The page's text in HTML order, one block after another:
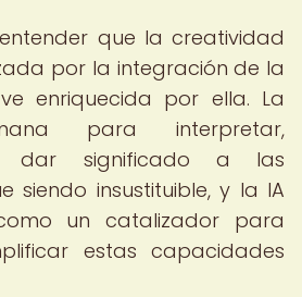
que la creatividad
por la integración de la
enriquecida por ella. La
para interpretar,
dar significado a las
siendo insustituible, y la IA
un catalizador para
estas capacidades